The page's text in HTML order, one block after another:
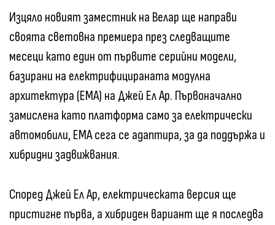
Изцяло новият заместник на Велар ще направи
своята световна премиера през следващите
месеци като един от първите серийни модели,
базирани на електрифицираната модулна
архитектура (EMA) на Джей Ел Ар. Първоначално
замислена като платформа само за електрически
автомобили, EMA сега се адаптира, за да поддържа и
хибридни задвижвания.
Според Джей Ел Ар, електрическата версия ще
пристигне първа, а хибриден вариант ще я последва